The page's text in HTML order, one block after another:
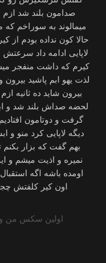
صدامون بلند شد
میمالوند به سوراخم
حالا کون نداده بودم از
لاپایی ادامه داد
کیرم که داشت منفجر
لذت یهو ابم پاشید بیرون
بیرون شاید ده ثانیه
لحضه صداش بلند شد و
گرفت و دوتامون
دیگه لاپایی کرد منو و
بهم گفت که بزار
نمیره و اذیت میشم و
اومده باشه اگه
اون کیر کلفتش
اولین سکس من و